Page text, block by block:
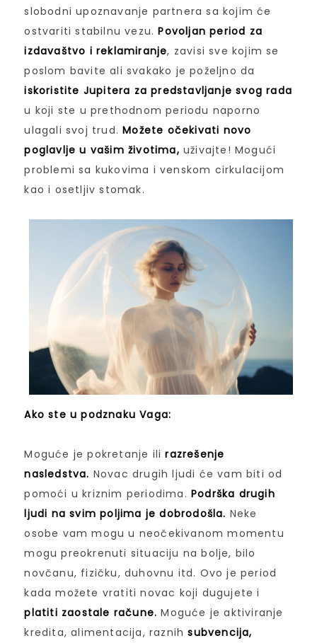
slobodni upoznavanje partnera sa kojim će
ostvariti stabilnu vezu.Povoljan period za
izdavaštvo i reklamiranje, zavisi sve kojim se
poslom bavite ali svakako je poželjno da
iskoristite Jupitera za predstavljanje svog rada
u koji ste u prethodnom periodu naporno
ulagali svoj trud.Možete očekivati novo
poglavlje u vašim životima, uživajte! Mogući
problemi sa kukovima i venskom cirkulacijom
kao i osetljiv stomak.
Ako ste u podznaku Vaga:
Moguće je pokretanje ilirazrešenje
nasledstva. Novac drugih ljudi će vam biti od
pomoći u kriznim periodima.Podrška drugih
ljudi na svim poljima je dobrodošla. Neke
osobe vam mogu u neočekivanom momentu
mogu preokrenuti situaciju na bolje, bilo
novčanu, fizičku, duhovnu itd. Ovo je period
kada možete vratiti novac koji dugujete i
platiti zaostale račune. Moguće je aktiviranje
kredita, alimentacija, raznihsubvencija,